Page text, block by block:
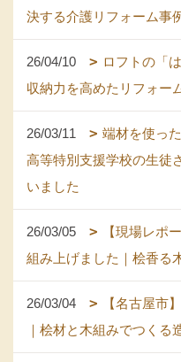
決する介護リフォーム事
26/04/10
ロフトの「
収納力を高めたリフォー
26/03/11
端材を使っ
高等特別支援学校の生徒
いました
26/03/05
【現場レポ
組み上げました｜桧香る
26/03/04
【名古屋市
｜桧材と木組みでつくる